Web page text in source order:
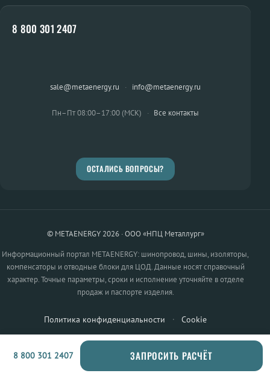
8 800 301 2407
sale@metaenergy.ru · info@metaenergy.ru
Пн–Пт 08:00–17:00 (МСК) · Все контакты
ОСТАЛИСЬ ВОПРОСЫ?
© METAENERGY 2026 · ООО «НПЦ Металлург»
Информационный портал METAENERGY: шинопровод, шины, изоляторы,
компенсаторы и отводные блоки для ЦОД. Данные носят справочный
характер. Точные параметры, сроки и исполнение уточняйте в отделе
продаж и паспорте изделия.
Политика конфиденциальности · Cookie
8 800 301 2407 ЗАПРОСИТЬ РАСЧЁТ